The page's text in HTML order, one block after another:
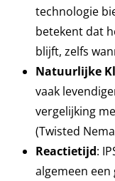
technologie
betekent dat
blijft, zelfs
Natuurlijke
vaak
vergelijking
(Twisted
Reactietijd:
algemeen